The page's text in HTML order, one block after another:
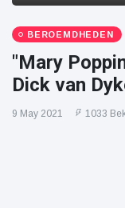
BEROEMDHEDEN
"Mary
Dick van
9 May 2021 1033